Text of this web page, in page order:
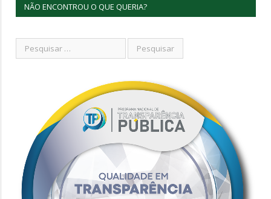
NÃO ENCONTROU O QUE QUERIA?